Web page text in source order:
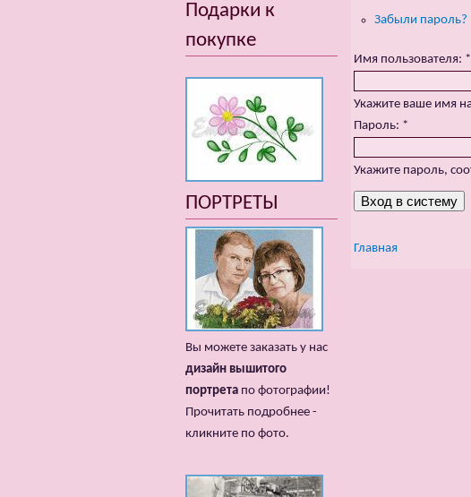
Забыли пароль?
Имя пользователя: *
Укажите ваше имя
Пароль: *
Укажите пароль,
Главная
Подарки к
покупке
ПОРТРЕТЫ
Вы можете заказать у нас
дизайн вышитого
портрета по фотографии!
Прочитать подробнее -
кликните по фото.